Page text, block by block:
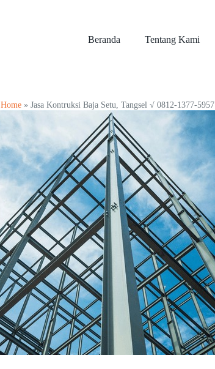
Beranda Tentang Kami
Home » Jasa Kontruksi Baja Setu, Tangsel √ 0812-1377-5957